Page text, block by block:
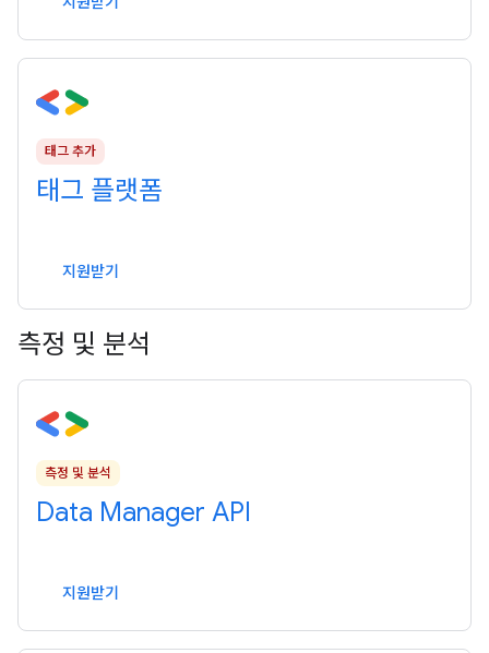
태그 추가
태그 플랫폼
지원받기
측정 및 분석
측정 및 분석
Data Manager API
지원받기